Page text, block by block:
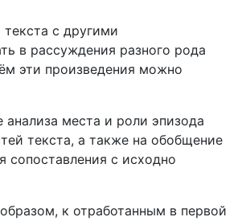
с другими
в рассуждения разного рода
эти произведения можно
места и роли эпизода
текста, а также на обобщение
сопоставления с исходно
к отработанным в первой